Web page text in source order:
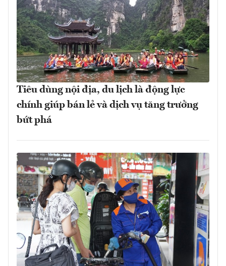
Tiêu dùng nội địa, du lịch là động lực
chính giúp bán lẻ và dịch vụ tăng trưởng
bứt phá